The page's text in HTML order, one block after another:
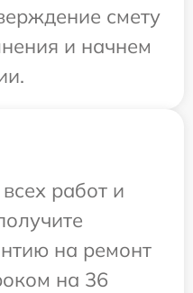
смету
и начнем
работ и
на ремонт
на 36